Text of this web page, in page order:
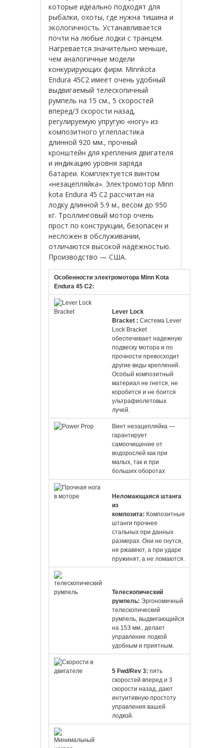
которые идеально подходят для
рыбалки, охоты, где нужна тишина и
экологичность. Устанавливается
почти на любые лодки с транцем.
Нагревается значительно меньше,
чем аналогичные модели
конкурирующих фирм. Minnkota
Endura 45C2 имеет очень удобный
выдвигаемый телескопичный
румпель на 15 см., 5 скоростей
вперед/3 скорости назад,
регулируемую упругую «ногу» из
композитного углепластика
длинной 920 мм., прочный
кронштейн для крепления двигателя
и индикацию уровня заряда
батареи. Комплектуется винтом
«незацепляйка». Электромотор Minn
kota Endura 45 C2 рассчитан на
лодку длинной 5.9 м., весом до 950
кг. Троллинговый мотор очень
прост по конструкции, безопасен и
несложен в обслуживании,
отличаются высокой надёжностью.
Производство — США.
Особенности электромотора Minn Kota
Endura 45 C2:
Lever Lock
Bracket : Система Lever
Lock Bracket
обеспечивает надежную
подвеску мотора и по
прочности превосходит
другие виды креплений.
Особый композитный
материал не гнется, не
коробится и не боится
ультрафиолетовых
лучей.
Винт незацепляйка —
гарантирует
самоочищение от
водорослей как при
малых, так и при
больших оборотах
Неломающаяся штанга
из
композита: Композитные
штанги прочнее
стальных при данных
размерах. Они не гнутся,
не ржавеют, а при ударе
пружинят, а не ломаются.
Телескопический
румпель: Эргономичный
телескопический
румпель, выдвигающийся
на 153 мм., делает
управление лодкой
удобным и приятным.
5 Fwd/Rev 3: пять
скоростей вперед и 3
скорости назад, дают
интуитивную простоту
управления вашей
лодкой.